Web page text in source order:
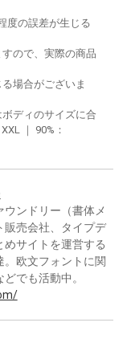
度の誤差が生じる
ので、実際の商品
場合がございま
ディのサイズに合
｜ 90%：
ウンドリー（書体メ
販売会社、タイプデ
サイトを運営する
。欧文フォントに関
でも活動中。